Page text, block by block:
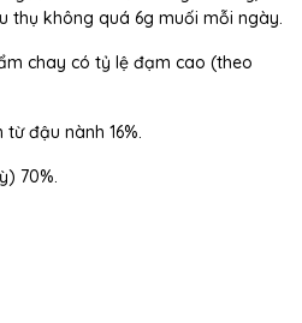
thụ không quá 6g muối mỗi ngày.
chay có tỷ lệ đạm cao (theo
đậu nành 16%.
70%.